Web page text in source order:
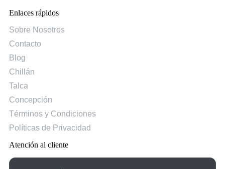
Enlaces rápidos
Sobre Nosotros
Contacto
Blog
Chillán
Talca
Concepción
Términos y Condiciones
Políticas de Privacidad
Atención al cliente